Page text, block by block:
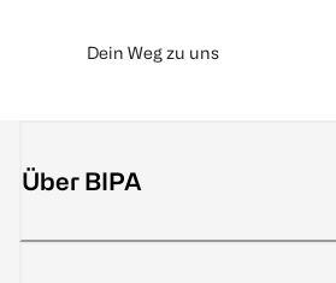
Dein Weg zu uns
Über BIPA